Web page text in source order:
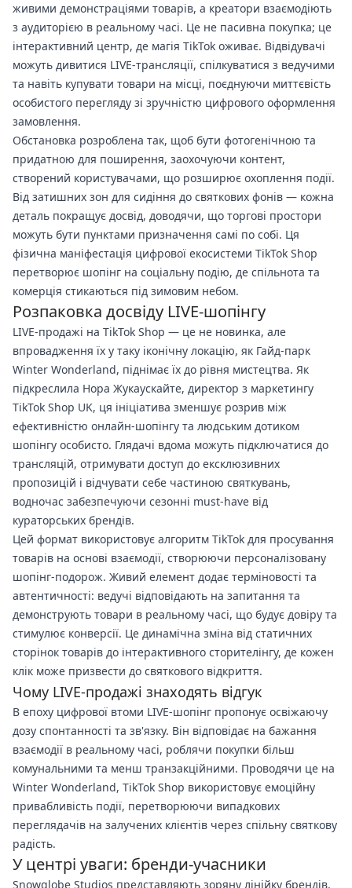
живими демонстраціями товарів, а креатори взаємодіють
з аудиторією в реальному часі. Це не пасивна покупка; це
інтерактивний центр, де магія TikTok оживає. Відвідувачі
можуть дивитися LIVE-трансляції, спілкуватися з ведучими
та навіть купувати товари на місці, поєднуючи миттєвість
особистого перегляду зі зручністю цифрового оформлення
замовлення.
Обстановка розроблена так, щоб бути фотогенічною та
придатною для поширення, заохочуючи контент,
створений користувачами, що розширює охоплення події.
Від затишних зон для сидіння до святкових фонів — кожна
деталь покращує досвід, доводячи, що торгові простори
можуть бути пунктами призначення самі по собі. Ця
фізична маніфестація цифрової екосистеми TikTok Shop
перетворює шопінг на соціальну подію, де спільнота та
комерція стикаються під зимовим небом.
Розпаковка досвіду LIVE-шопінгу
LIVE-продажі на TikTok Shop — це не новинка, але
впровадження їх у таку іконічну локацію, як Гайд-парк
Winter Wonderland, піднімає їх до рівня мистецтва. Як
підкреслила Нора Жукаускайте, директор з маркетингу
TikTok Shop UK, ця ініціатива зменшує розрив між
ефективністю онлайн-шопінгу та людським дотиком
шопінгу особисто. Глядачі вдома можуть підключатися до
трансляцій, отримувати доступ до ексклюзивних
пропозицій і відчувати себе частиною святкувань,
водночас забезпечуючи сезонні must-have від
кураторських брендів.
Цей формат використовує алгоритм TikTok для просування
товарів на основі взаємодії, створюючи персоналізовану
шопінг-подорож. Живий елемент додає терміновості та
автентичності: ведучі відповідають на запитання та
демонструють товари в реальному часі, що будує довіру та
стимулює конверсії. Це динамічна зміна від статичних
сторінок товарів до інтерактивного сторителінгу, де кожен
клік може призвести до святкового відкриття.
Чому LIVE-продажі знаходять відгук
В епоху цифрової втоми LIVE-шопінг пропонує освіжаючу
дозу спонтанності та зв'язку. Він відповідає на бажання
взаємодії в реальному часі, роблячи покупки більш
комунальними та менш транзакційними. Проводячи це на
Winter Wonderland, TikTok Shop використовує емоційну
привабливість події, перетворюючи випадкових
переглядачів на залучених клієнтів через спільну святкову
радість.
У центрі уваги: бренди-учасники
Snowglobe Studios представляють зоряну лінійку брендів,